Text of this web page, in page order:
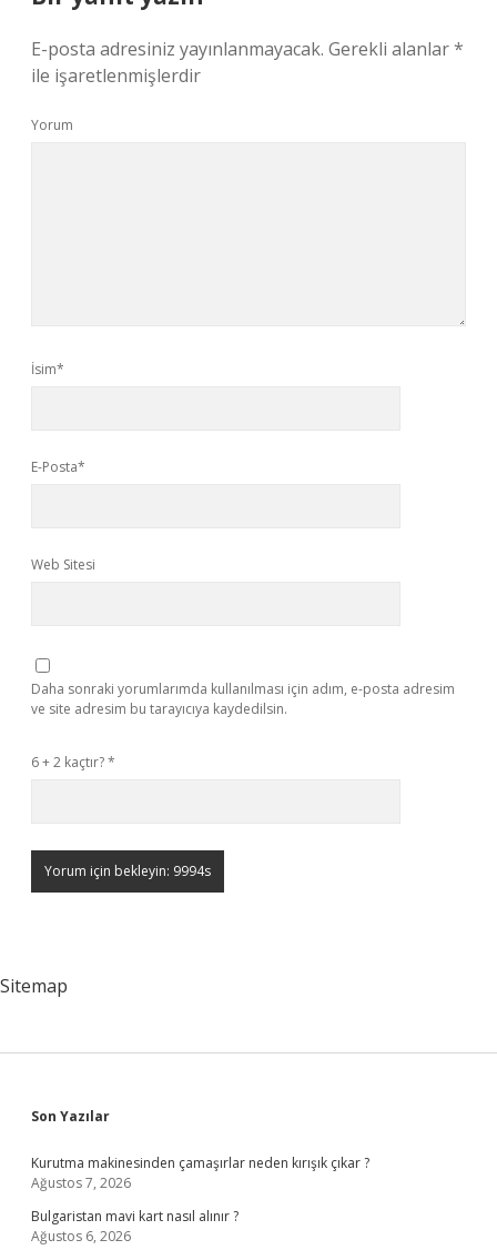
E-posta adresiniz yayınlanmayacak. Gerekli alanlar*
ile işaretlenmişlerdir
Yorum
İsim*
E-Posta*
Web Sitesi
Daha sonraki yorumlarımda kullanılması için adım, e-posta adresim
ve site adresim bu tarayıcıya kaydedilsin.
6 + 2 kaçtır?*
Sitemap
Sidebar
Son Yazılar
Kurutma makinesinden çamaşırlar neden kırışık çıkar ?
Ağustos 7, 2026
Bulgaristan mavi kart nasıl alınır ?
Ağustos 6, 2026